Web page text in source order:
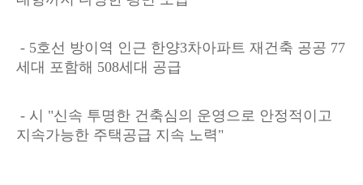
- 5호선 방이역 인근 한양3차아파트 재건축 공공 77
세대 포함해 508세대 공급
- 시 "신속 투명한 건축심의 운영으로 안정적이고
지속가능한 주택공급 지속 노력"